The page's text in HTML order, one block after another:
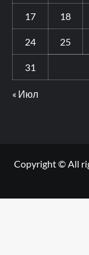
17 18
24 25
31
« Июл
Copyright © All